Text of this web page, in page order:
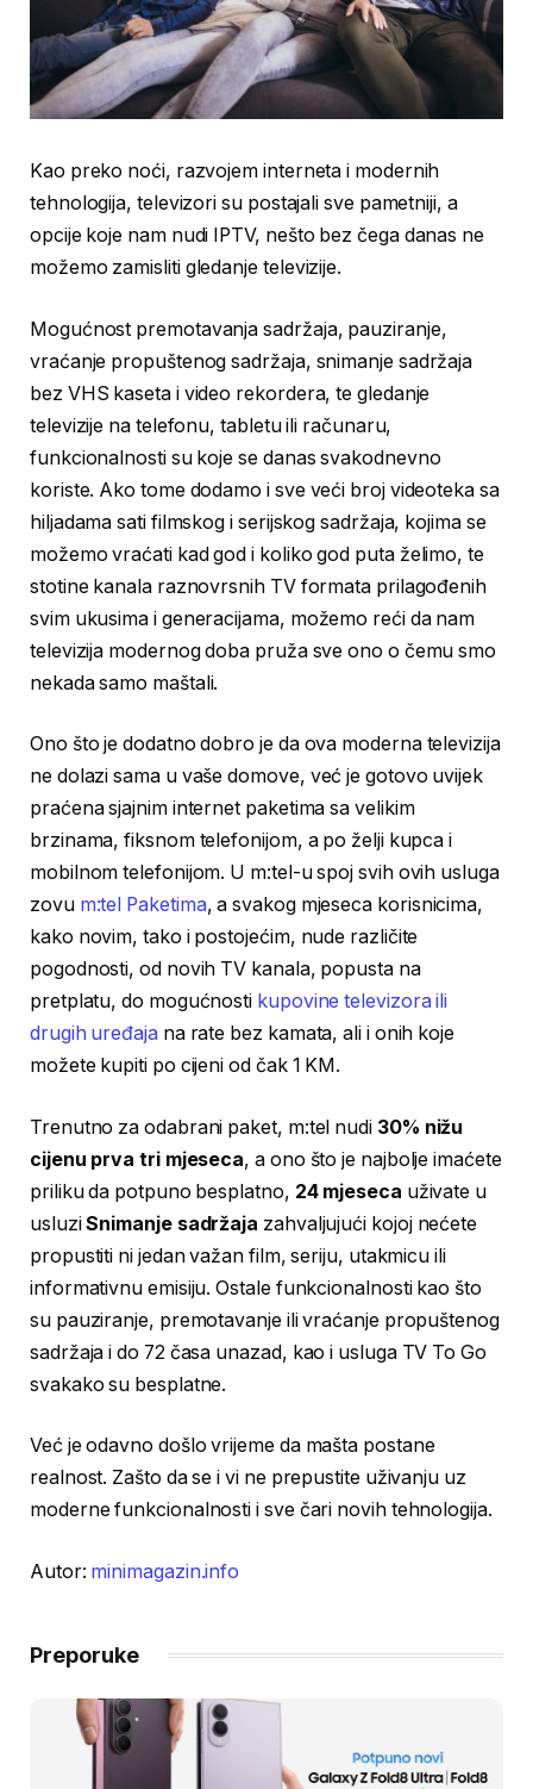
Kao preko noći, razvojem interneta i modernih
tehnologija, televizori su postajali sve pametniji, a
opcije koje nam nudi IPTV, nešto bez čega danas ne
možemo zamisliti gledanje televizije.
Mogućnost premotavanja sadržaja, pauziranje,
vraćanje propuštenog sadržaja, snimanje sadržaja
bez VHS kaseta i video rekordera, te gledanje
televizije na telefonu, tabletu ili računaru,
funkcionalnosti su koje se danas svakodnevno
koriste. Ako tome dodamo i sve veći broj videoteka sa
hiljadama sati filmskog i serijskog sadržaja, kojima se
možemo vraćati kad god i koliko god puta želimo, te
stotine kanala raznovrsnih TV formata prilagođenih
svim ukusima i generacijama, možemo reći da nam
televizija modernog doba pruža sve ono o čemu smo
nekada samo maštali.
Ono što je dodatno dobro je da ova moderna televizija
ne dolazi sama u vaše domove, već je gotovo uvijek
praćena sjajnim internet paketima sa velikim
brzinama, fiksnom telefonijom, a po želji kupca i
mobilnom telefonijom. U m:tel-u spoj svih ovih usluga
zovu m:tel Paketima, a svakog mjeseca korisnicima,
kako novim, tako i postojećim, nude različite
pogodnosti, od novih TV kanala, popusta na
pretplatu, do mogućnosti kupovine televizora ili
drugih uređaja na rate bez kamata, ali i onih koje
možete kupiti po cijeni od čak 1 KM.
Trenutno za odabrani paket, m:tel nudi 30% nižu
cijenu prva tri mjeseca, a ono što je najbolje imaćete
priliku da potpuno besplatno, 24 mjeseca uživate u
usluziSnimanje sadržaja zahvaljujući kojoj nećete
propustiti ni jedan važan film, seriju, utakmicu ili
informativnu emisiju. Ostale funkcionalnosti kao što
su pauziranje, premotavanje ili vraćanje propuštenog
sadržaja i do 72 časa unazad, kao i usluga TV To Go
svakako su besplatne.
Već je odavno došlo vrijeme da mašta postane
realnost. Zašto da se i vi ne prepustite uživanju uz
moderne funkcionalnosti i sve čari novih tehnologija.
Autor: minimagazin.info
Preporuke